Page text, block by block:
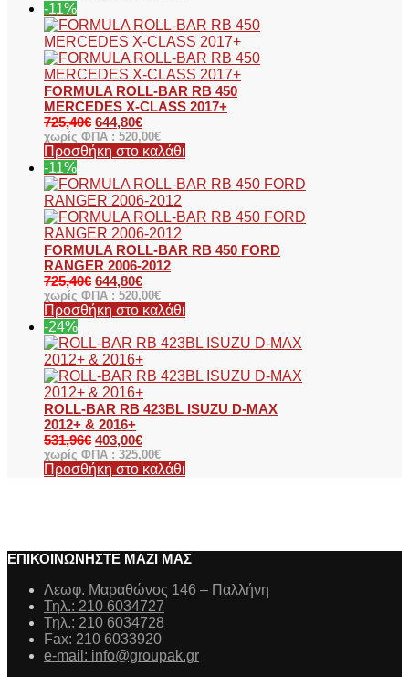
-11%
FORMULA ROLL-BAR RB 450
MERCEDES X-CLASS 2017+
725,40€ 644,80€
χωρίς ΦΠΑ : 520,00€
Προσθήκη στο καλάθι
-11%
FORMULA ROLL-BAR RB 450 FORD
RANGER 2006-2012
725,40€ 644,80€
χωρίς ΦΠΑ : 520,00€
Προσθήκη στο καλάθι
-24%
ROLL-BAR RB 423BL ISUZU D-MAX
2012+ & 2016+
531,96€ 403,00€
χωρίς ΦΠΑ : 325,00€
Προσθήκη στο καλάθι
ΕΠΙΚΟΙΝΩΝΗΣΤΕ ΜΑΖΙ ΜΑΣ
Λεωφ. Μαραθώνος 146 – Παλλήνη
Τηλ.: 210 6034727
Τηλ.: 210 6034728
Fax: 210 6033920
e-mail: info@groupak.gr